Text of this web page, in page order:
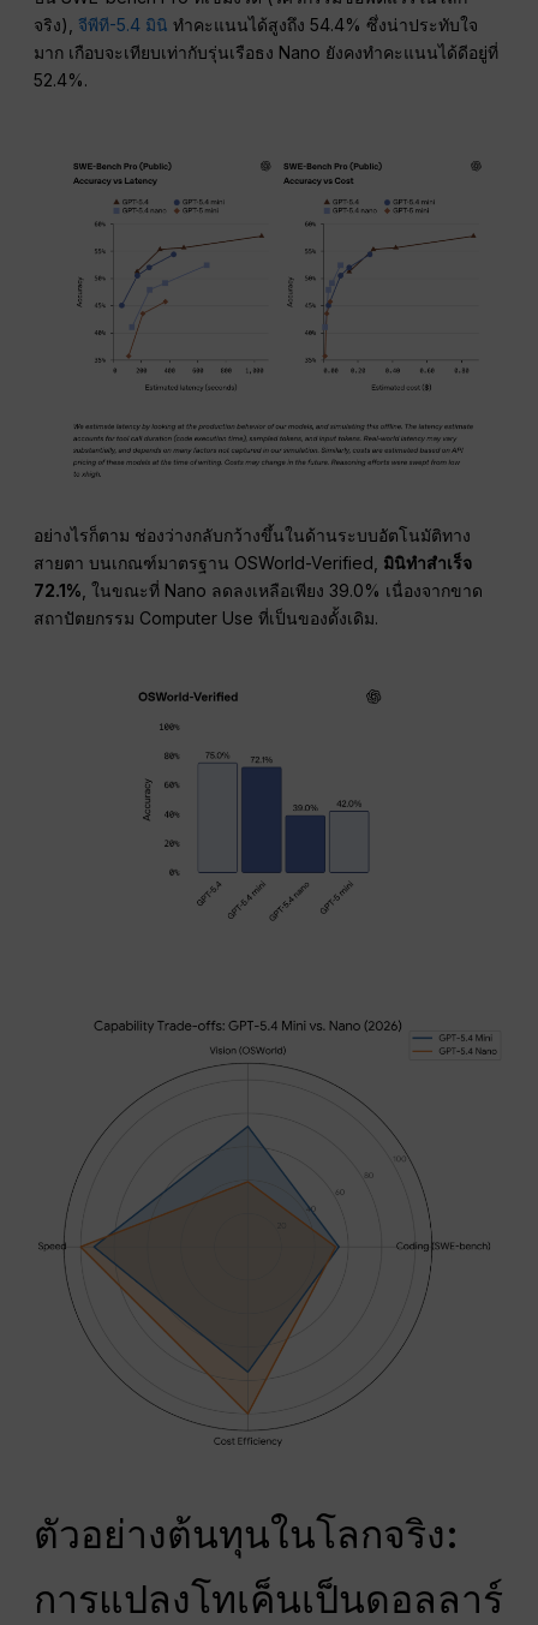
จริง), จีพีที-5.4 มินิ ทำคะแนนได้สูงถึง 54.4% ซึ่งน่าประทับใจ
มาก เกือบจะเทียบเท่ากับรุ่นเรือธง Nano ยังคงทำคะแนนได้ดีอยู่ที่
52.4%.
อย่างไรก็ตาม ช่องว่างกลับกว้างขึ้นในด้านระบบอัตโนมัติทาง
สายตา บนเกณฑ์มาตรฐาน OSWorld-Verified, มินิทำสำเร็จ
72.1% , ในขณะที่ Nano ลดลงเหลือเพียง 39.0% เนื่องจากขาด
สถาปัตยกรรม Computer Use ที่เป็นของดั้งเดิม.
ตัวอย่างต้นทุนในโลกจริง:
การแปลงโทเค็นเป็นดอลลาร์